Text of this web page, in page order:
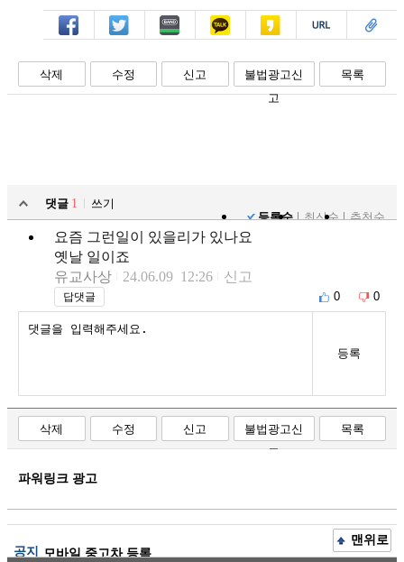
페북 트윗 밴드 카톡 카스 복사 스크랩
삭제 수정 신고
불법광고신
고
목록
댓글 1
쓰기
등록순
최신순 추천순
요즘 그런일이 있을리가 있나요
옛날 일이죠
유교사상
24.06.09 12:26 신고
답댓글 0 0
등록
삭제 수정 신고
불법광고신
고
목록
파워링크 광고
공지 모바일 중고차 등록
맨위로